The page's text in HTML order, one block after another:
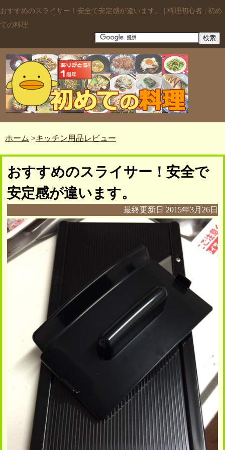
おすすめのスライサー！安全で安定感が違います。 | 料理初心者 | 初め
ての料理
ホーム >キッチン用品レビュー
おすすめのスライサー！安全で
安定感が違います。
最終更新日 2015年3月26日